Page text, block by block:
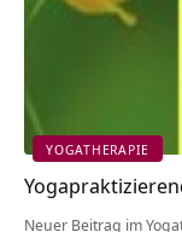
YOGATHERAPIE
Neuer Beitrag im